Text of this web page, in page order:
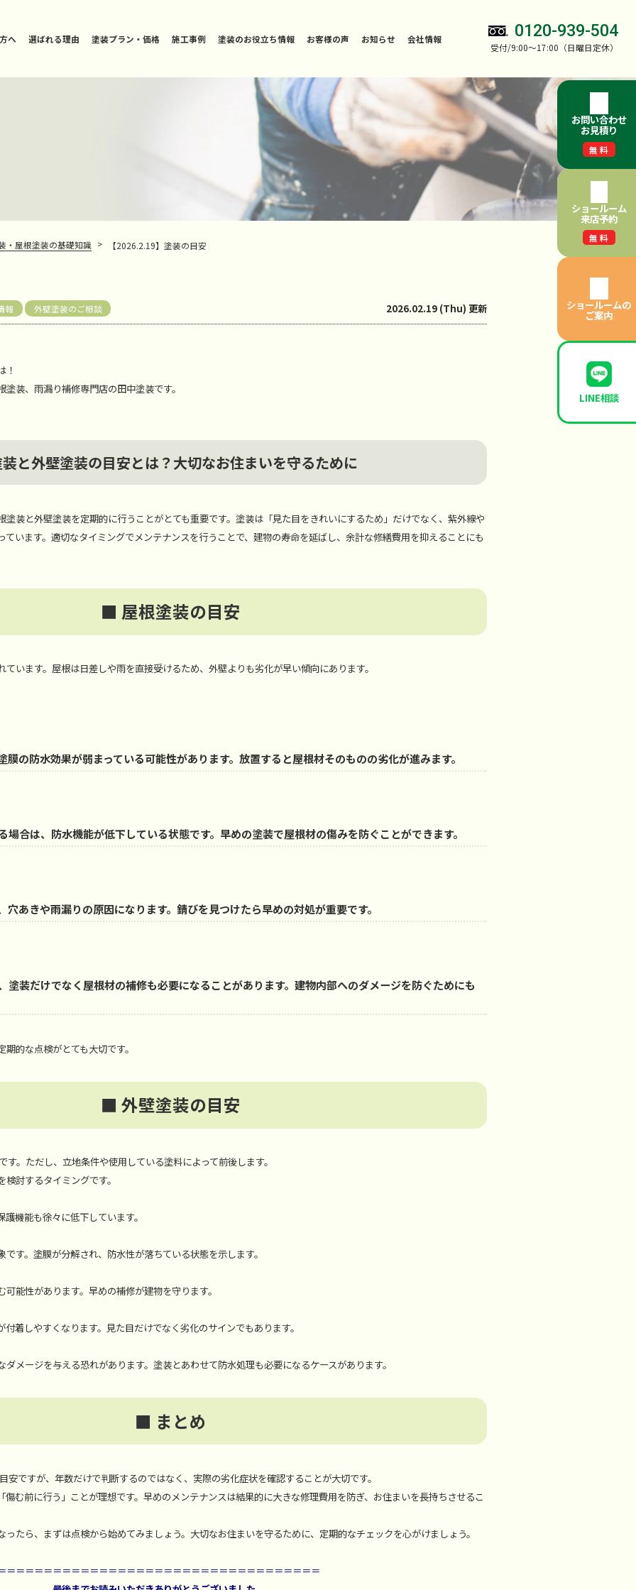
へ 選ばれる理由 塗装プラン・価格 施工事例 塗装のお役立ち情報 お客様の声 お知らせ 会社情報 0120-939-504
受付/9:00～17:00（日曜日定休）
・屋根塗装の基礎知識 > 【2026.2.19】塗装の目安
報 外壁塗装のご相談 2026.02.19 (Thu) 更新
！
装、雨漏り補修専門店の田中塗装です。
と外壁塗装の目安とは？大切なお住まいを守るために
装と外壁塗装を定期的に行うことがとても重要です。塗装は「見た目をきれいにするため」だけでなく、紫外線や
います。適切なタイミングでメンテナンスを行うことで、建物の寿命を延ばし、余計な修繕費用を抑えることにも
■ 屋根塗装の目安
います。屋根は日差しや雨を直接受けるため、外壁よりも劣化が早い傾向にあります。
の防水効果が弱まっている可能性があります。放置すると屋根材そのものの劣化が進みます。
合は、防水機能が低下している状態です。早めの塗装で屋根材の傷みを防ぐことができます。
あきや雨漏りの原因になります。錆びを見つけたら早めの対処が重要です。
塗装だけでなく屋根材の補修も必要になることがあります。建物内部へのダメージを防ぐためにも
的な点検がとても大切です。
■ 外壁塗装の目安
。ただし、立地条件や使用している塗料によって前後します。
討するタイミングです。
機能も徐々に低下しています。
す。塗膜が分解され、防水性が落ちている状態を示します。
能性があります。早めの補修が建物を守ります。
着しやすくなります。見た目だけでなく劣化のサインでもあります。
メージを与える恐れがあります。塗装とあわせて防水処理も必要になるケースがあります。
■ まとめ
安ですが、年数だけで判断するのではなく、実際の劣化症状を確認することが大切です。
む前に行う」ことが理想です。早めのメンテナンスは結果的に大きな修理費用を防ぎ、お住まいを長持ちさせるこ
たら、まずは点検から始めてみましょう。大切なお住まいを守るために、定期的なチェックを心がけましょう。
＝＝＝＝＝＝＝＝＝＝＝＝＝＝＝＝＝＝＝＝＝＝＝＝＝＝＝＝＝＝＝＝＝＝
お問い合わせ
お見積り
無料
ショールーム
来店予約
無料
ショールームの
ご案内
LINE相談